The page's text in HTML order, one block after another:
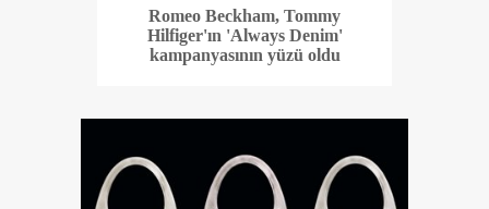
Romeo Beckham, Tommy
Hilfiger'ın 'Always Denim'
kampanyasının yüzü oldu